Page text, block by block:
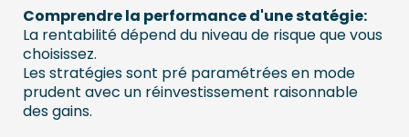
Comprendre la performance d'une statégie:
La rentabilité dépend du niveau de risque que vous
choisissez.
Les stratégies sont pré paramétrées en mode
prudent avec un réinvestissement raisonnable
des gains.